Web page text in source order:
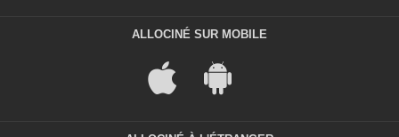
ALLOCINÉ SUR MOBILE